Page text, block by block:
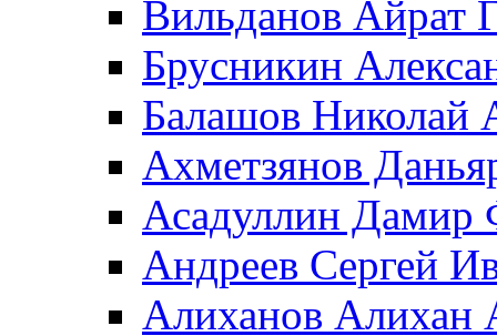
Вильданов Айрат
Брусникин
Балашов Николай
Ахметзянов
Асадуллин Дамир
Андреев Сергей
Алиханов Алихан